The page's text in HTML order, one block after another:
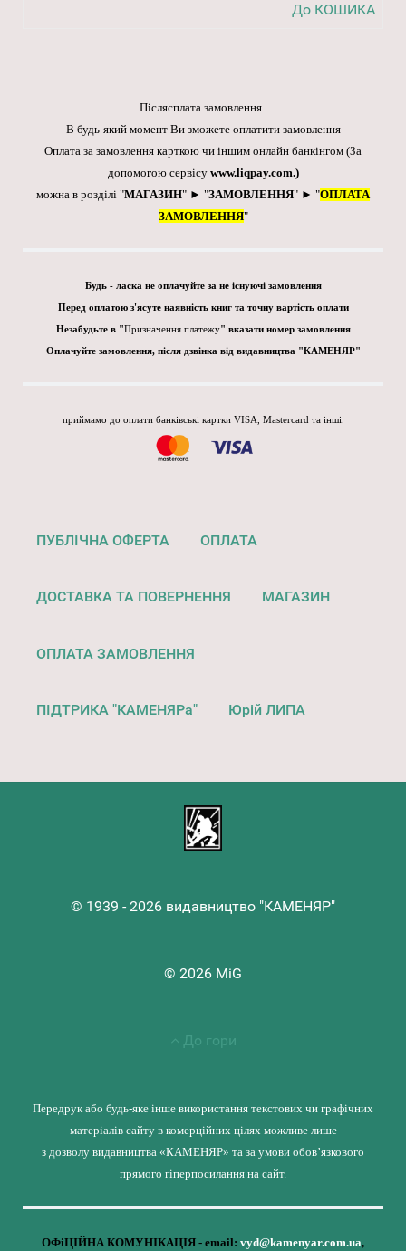
До КОШИКА
Післясплата замовлення
В будь-який момент Ви зможете оплатити замовлення
Оплата за замовлення карткою чи іншим онлайн банкінгом (За
допомогою сервісу www.liqpay.com.)
можна в розділі "МАГАЗИН" ► "ЗАМОВЛЕННЯ" ► "ОПЛАТА
ЗАМОВЛЕННЯ"
Будь - ласка не оплачуйте за не існуючі замовлення
Перед оплатою з'ясуте наявність книг та точну вартість оплати
Незабудьте в "Призначення платежу" вказати номер замовлення
Оплачуйте замовлення, після дзвінка від видавництва "КАМЕНЯР"
приймамо до оплати банківські картки VISA, Mastercard та інші.
ПУБЛІЧНА ОФЕРТА ОПЛАТА
ДОСТАВКА ТА ПОВЕРНЕННЯ МАГАЗИН
ОПЛАТА ЗАМОВЛЕННЯ
ПІДТРИКА "КАМЕНЯРа" Юрій ЛИПА
© 1939 - 2026 видавництво "КАМЕНЯР"
© 2026 MiG
До гори
Передрук або будь-яке інше використання текстових чи графічних
матеріалів сайту в комерційних цілях можливе лише
з дозволу видавництва «КАМЕНЯР» та за умови обов’язкового
прямого гіперпосилання на сайт.
ОФіЦІЙНА КОМУНІКАЦІЯ - email: vyd@kamenyar.com.ua,